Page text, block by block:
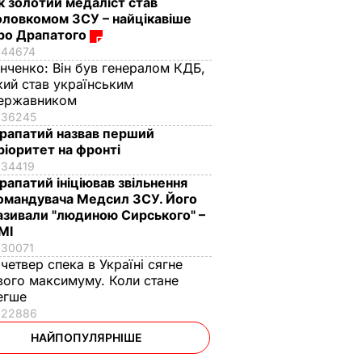
ЗСУ – найцікавіше
Драпатого
44674
Він був генералом КДБ,
став українським
36245
назвав перший
на фронті
34419
ініціював звільнення
Медсил ЗСУ. Його
"людиною Сирського" –
30071
спека в Україні сягне
максимуму. Коли стане
22886
НАЙПОПУЛЯРНІШЕ